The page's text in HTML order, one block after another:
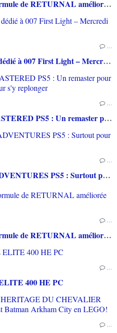
[TEST] SAROS PS5 : Une formule de RETURNAL améliorée et interessante
[ACTUALITE] State of Play dédié à 007 First Light – Mercredi 3 septembre à 20h00
[TEST] DAYS GONE REMASTERED PS5 : Un remaster pour une mise à niveau nécessaire pour s'y replonger
[TEST] LEGO HORIZON ADVENTURES PS5 : Surtout pour les fans d'Aloy
[TEST] SAROS PS5 : Une formule de RETURNAL améliorée et interessante
400 HE PC